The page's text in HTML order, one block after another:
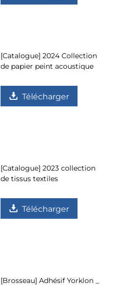
[Catalogue] 2024 Collection
de papier peint acoustique
Télécharger
[Catalogue] 2023 collection
de tissus textiles
Télécharger
[Brosseau] Adhésif Yorklon _